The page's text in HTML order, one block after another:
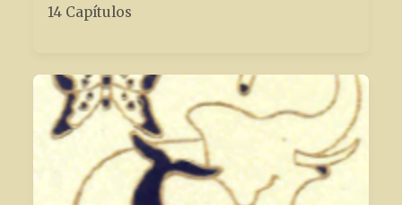
14 Capítulos